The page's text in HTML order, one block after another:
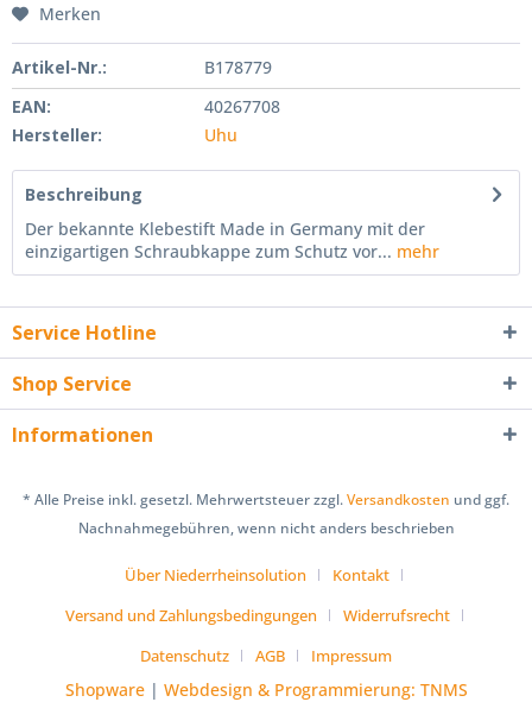
Merken
Artikel-Nr.:
B178779
EAN:
40267708
Hersteller:
Uhu
Beschreibung
Der bekannte Klebestift Made in Germany mit der
einzigartigen Schraubkappe zum Schutz vor... mehr
Service Hotline
Shop Service
Informationen
* Alle Preise inkl. gesetzl. Mehrwertsteuer zzgl.Versandkosten und ggf.
Nachnahmegebühren, wenn nicht anders beschrieben
Über Niederrheinsolution
Kontakt
Versand und Zahlungsbedingungen
Widerrufsrecht
Datenschutz
AGB Impressum
Shopware| Webdesign & Programmierung: TNMS